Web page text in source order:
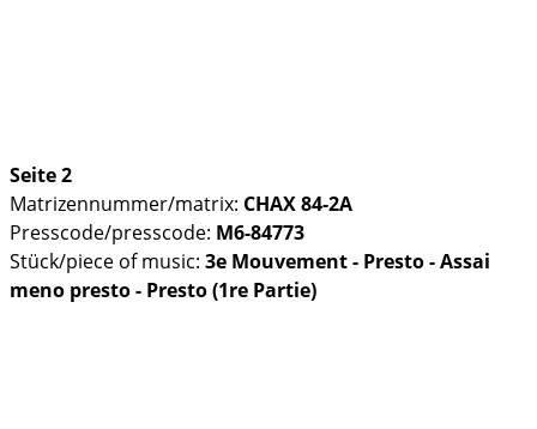
Seite 2
Matrizennummer/matrix: CHAX 84-2A
Presscode/presscode: M6-84773
Stück/piece of music: 3e Mouvement - Presto - Assai
meno presto - Presto (1re Partie)